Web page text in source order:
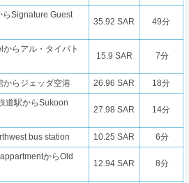
Signature Guest
35.92 SAR 49分
らアル・タイバト
15.9 SAR 7分
らジェッダ空港 26.96 SAR
18分
道駅からSukoon
27.98 SAR 14分
bus station 10.25 SAR
6分
からOld
12.94 SAR 8分